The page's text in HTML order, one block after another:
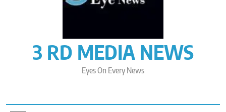
3 RD MEDIA NEWS
Eyes On Every News